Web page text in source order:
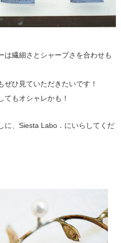
は繊細さとシャープさを合わせも
ひ見ていただきたいです！
もオシャレかも！
に、Siesta Labo．にいらしてくだ